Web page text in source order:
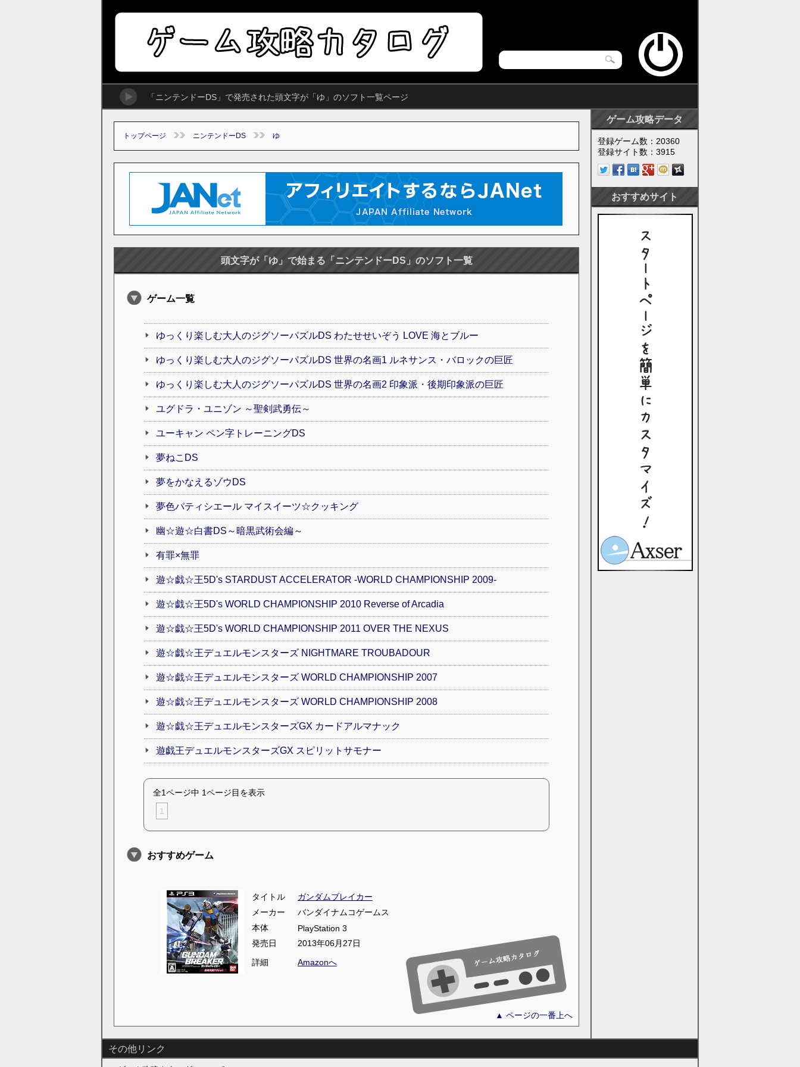
「ニンテンドーDS」で発売された頭文字が「ゆ」のソフト一覧ページ
トップページ ニンテンドーDS ゆ
頭文字が「ゆ」で始まる「ニンテンドーDS」のソフト一覧
ゲーム一覧
ゆっくり楽しむ大人のジグソーパズルDS わたせせいぞう LOVE 海とブルー
ゆっくり楽しむ大人のジグソーパズルDS 世界の名画1 ルネサンス・バロックの巨匠
ゆっくり楽しむ大人のジグソーパズルDS 世界の名画2 印象派・後期印象派の巨匠
ユグドラ・ユニゾン ～聖剣武勇伝～
ユーキャン ペン字トレーニングDS
夢ねこDS
夢をかなえるゾウDS
夢色パティシエール マイスイーツ☆クッキング
幽☆遊☆白書DS～暗黒武術会編～
有罪×無罪
遊☆戯☆王5D's STARDUST ACCELERATOR -WORLD CHAMPIONSHIP 2009-
遊☆戯☆王5D's WORLD CHAMPIONSHIP 2010 Reverse of Arcadia
遊☆戯☆王5D's WORLD CHAMPIONSHIP 2011 OVER THE NEXUS
遊☆戯☆王デュエルモンスターズ NIGHTMARE TROUBADOUR
遊☆戯☆王デュエルモンスターズ WORLD CHAMPIONSHIP 2007
遊☆戯☆王デュエルモンスターズ WORLD CHAMPIONSHIP 2008
遊☆戯☆王デュエルモンスターズGX カードアルマナック
遊戯王デュエルモンスターズGX スピリットサモナー
全1ページ中 1ページ目を表示
1
おすすめゲーム
タイトル
ガンダムブレイカー
メーカー
バンダイナムコゲームス
本体
PlayStation 3
発売日
2013年06月27日
詳細
Amazonへ
▲ ページの一番上へ
ゲーム攻略データ
登録ゲーム数：20360
登録サイト数：3915
おすすめサイト
その他リンク